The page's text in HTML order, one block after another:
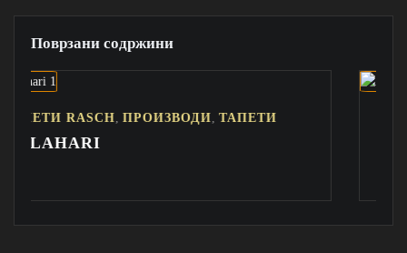
Поврзани содржини
,ПРОИЗВОДИ,ТАПЕТИ